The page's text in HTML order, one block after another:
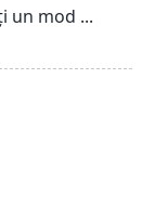
un mod ...